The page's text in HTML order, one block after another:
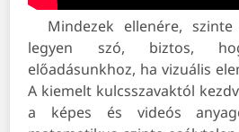
Mindezek ellenére,
legyen szó, biztos,
előadásunkhoz, ha vizuális
A kiemelt kulcsszavaktól
a képes és videós